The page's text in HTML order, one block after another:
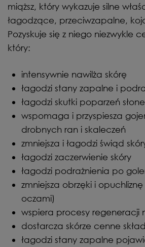
miąższ, który wykazuje silne
łagodzące, przeciwzapalne,
Pozyskuje się z niego niezwykle
który:
intensywnie nawilża skórę
łagodzi stany zapalne i
łagodzi skutki poparzeń
wspomaga i przyspiesza
drobnych ran i skaleczeń
zmniejsza i łagodzi świąd
łagodzi zaczerwienie skóry
łagodzi podrażnienia po
zmniejsza obrzęki i
oczami)
wspiera procesy regeneracji
dostarcza skórze cenne
łagodzi stany zapalne